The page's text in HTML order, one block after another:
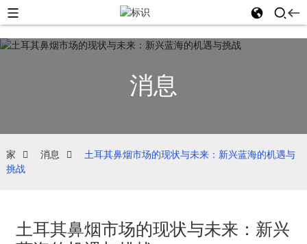
消息
家 消息
土耳其鼻烟市场的现状与未来：新兴蓝海的机遇与
挑战
土耳其鼻烟市场的现状与未来：新兴